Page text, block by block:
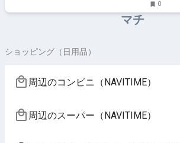
0
マチ
ショッピング（日用品）
周辺のコンビニ（NAVITIME）
周辺のスーパー（NAVITIME）